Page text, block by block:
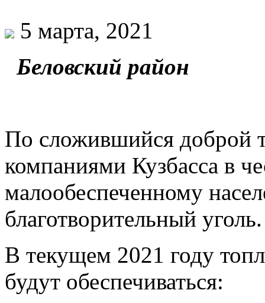
5 марта, 2021
Беловский район
По сложившийся доброй
компаниями Кузбасса в
малообеспеченному
благотворительный уголь.
В текущем 2021 году
будут обеспечиваться: